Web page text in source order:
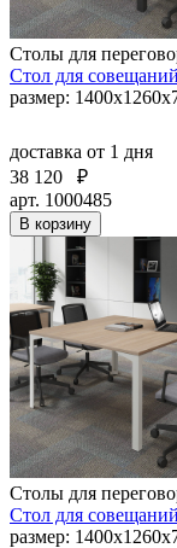
Столы для
Стол для
размер:
доставка от 1 дня
38 120
₽
арт. 1000485
В корзину
Столы для
Стол для
размер: